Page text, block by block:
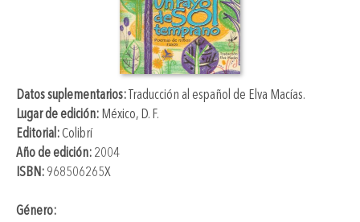
Datos suplementarios: Traducción al español de Elva Macías.
Lugar de edición: México, D. F.
Editorial:Colibrí
Año de edición: 2004
ISBN: 968506265X
Género: